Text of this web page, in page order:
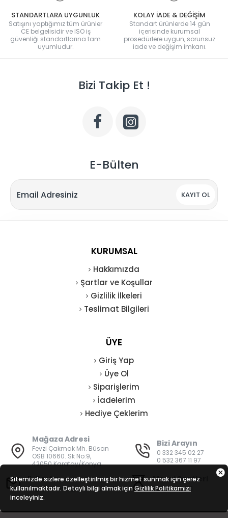
STANDARTLARA UYGUNLUK
Satışını yaptığımız tüm ürünler
CE belgelisidir ve ISO iş
güvenliği standartlarına tam
uyumludur.
KOLAY İADE & DEĞİŞİM
Standart ürünlerde 14 gün
içerisinde kurumsal
prosedürlere uygun, sorunsuz
iade ve değişim imkanı.
Bizi Takip Et !
E-Bülten
KAYIT OL
KURUMSAL
Hakkımızda
Şartlar ve Koşullar
Gizlilik İlkeleri
Teslimat Bilgileri
ÜYE
Giriş Yap
Üye Ol
Siparişlerim
İadelerim
Hediye Çeklerim
Mağaza Adresi
Fevzi Çakmak Mh. Büsan
OSB 10660. Sk No:9,
42050 Karatay/Konya
Bizi Arayın
0 332 345 02 27
0 532 367 11 97
E-Posta
bilgi@vatanisguvenligi.com
Mesai Saatleri
08:00 - 19:00
Sitemizde sizlere özelleştirilmiş bir hizmet sunmak için çerez
kullanılmaktadır. Detaylı bilgi almak için Gizlilik Politikamızı
inceleyiniz.